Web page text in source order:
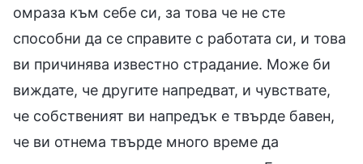
омраза към себе си, за това че не сте
способни да се справите с работата си, и това
ви причинява известно страдание. Може би
виждате, че другите напредват, и чувствате,
че собственият ви напредък е твърде бавен,
че ви отнема твърде много време да